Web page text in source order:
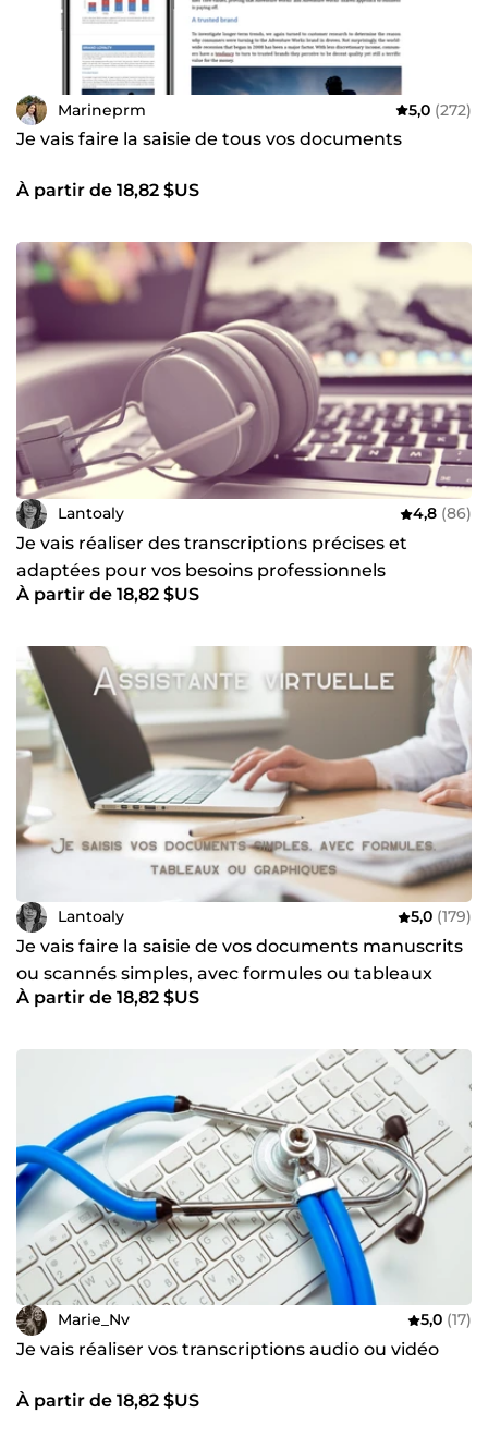
Marineprm 5,0 (272)
Je vais faire la saisie de tous vos documents
À partir de 18,82 $US
Lantoaly 4,8 (86)
Je vais réaliser des transcriptions précises et
adaptées pour vos besoins professionnels
À partir de 18,82 $US
Lantoaly 5,0 (179)
Je vais faire la saisie de vos documents manuscrits
ou scannés simples, avec formules ou tableaux
À partir de 18,82 $US
Marie_Nv 5,0 (17)
Je vais réaliser vos transcriptions audio ou vidéo
À partir de 18,82 $US